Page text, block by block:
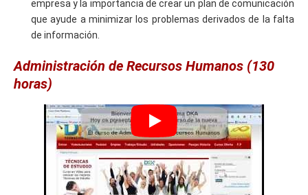
empresa y la importancia de crear un plan de comunicación
que ayude a minimizar los problemas derivados de la falta
de información.
Administración de Recursos Humanos (130
horas)